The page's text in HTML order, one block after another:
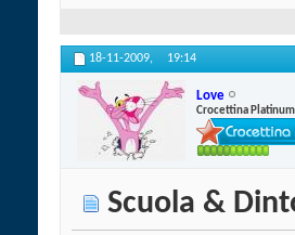
18-11-2009, 19:14
Love
Crocettina Platinum
Scuola &